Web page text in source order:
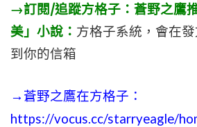
→訂閱/追蹤方格子：蒼野之鷹
美」小說： 方格子系統，會在
到你的信箱
→蒼野之鷹在方格子：
https://vocus.cc/starryeagle/